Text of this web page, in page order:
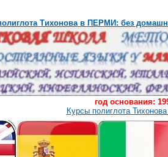
Тихонова в ПЕРМИ: без
год основания:
Курсы полиглота